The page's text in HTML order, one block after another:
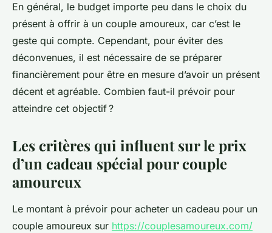
En général, le budget importe peu dans le choix du
présent à offrir à un couple amoureux, car c’est le
geste qui compte. Cependant, pour éviter des
déconvenues, il est nécessaire de se préparer
financièrement pour être en mesure d’avoir un présent
décent et agréable. Combien faut-il prévoir pour
atteindre cet objectif ?
Les critères qui influent sur le prix
d’un cadeau spécial pour couple
amoureux
Le montant à prévoir pour acheter un cadeau pour un
couple amoureux sur https://couplesamoureux.com/